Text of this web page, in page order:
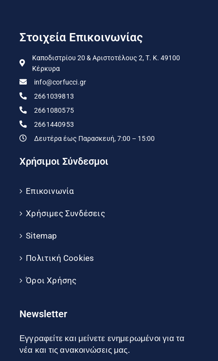
Στοιχεία Επικοινωνίας
Καποδιστρίου 20 & Αριστοτέλους 2, Τ. Κ. 49100
Κέρκυρα
info@corfucci.gr
2661039813
2661080575
2661440953
Δευτέρα έως Παρασκευή, 7:00 – 15:00
Χρήσιμοι Σύνδεσμοι
Επικοινωνία
Χρήσιμες Συνδέσεις
Sitemap
Πολιτική Cookies
Όροι Χρήσης
Newsletter
Εγγραφείτε και μείνετε ενημερωμένοι για τα
νέα και τις ανακοινώσεις μας.